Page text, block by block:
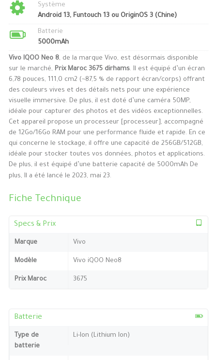
Système
Android 13, Funtouch 13 ou OriginOS 3 (Chine)
Batterie
5000mAh
Vivo IQOO Neo 8, de la marque Vivo, est désormais disponible
sur le marché, Prix Maroc 3675 dirhams. Il est équipé d’un écran
6,78 pouces, 111,0 cm2 (~87,5 % de rapport écran/corps) offrant
des couleurs vives et des détails nets pour une expérience
visuelle immersive. De plus, il est doté d’une caméra 50MP,
idéale pour capturer des photos et des vidéos exceptionnelles.
Cet appareil propose un processeur [processeur], accompagné
de 12Go/16Go RAM pour une performance fluide et rapide. En ce
qui concerne le stockage, il offre une capacité de 256GB/512GB,
idéale pour stocker toutes vos données, photos et applications.
De plus, il est équipé d’une batterie capacité de 5000mAh De
plus, Il a été lancé le 2023, mai 23.
Fiche Technique
Specs & Prix
Marque Vivo
Modèle Vivo iQOO Neo8
Prix Maroc 3675
Batterie
Type de
batterie
Li-Ion (Lithium Ion)